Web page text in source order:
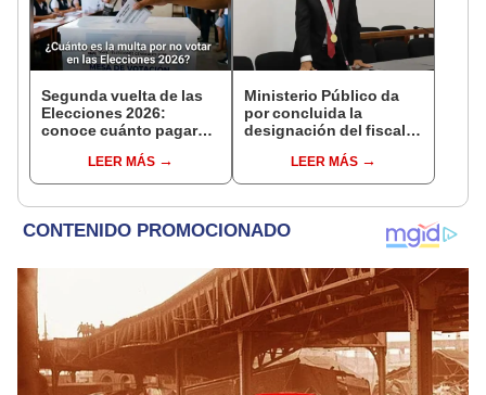
Segunda vuelta de las
Elecciones 2026:
conoce cuánto pagarás
este 7 de junio
LEER MÁS
Ministerio Público da
por concluida la
designación del fiscal
LEER MÁS